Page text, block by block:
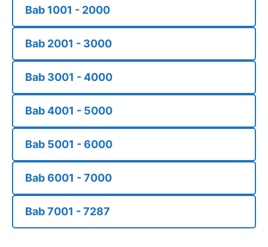
Bab 1001 - 2000
Bab 2001 - 3000
Bab 3001 - 4000
Bab 4001 - 5000
Bab 5001 - 6000
Bab 6001 - 7000
Bab 7001 - 7287